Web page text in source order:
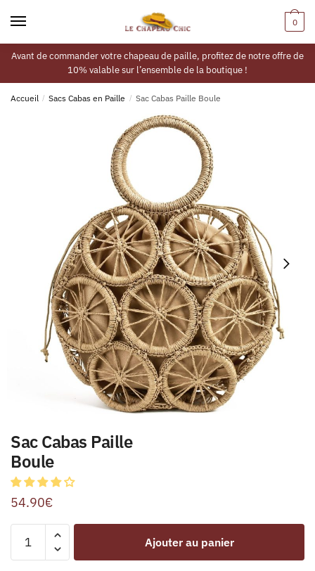
0
Avant de commander votre chapeau de paille, profitez de notre offre de
10% valable sur l’ensemble de la boutique !
Accueil / Sacs Cabas en Paille / Sac Cabas Paille Boule
Sac Cabas Paille
Boule
54.90€
Ajouter au panier